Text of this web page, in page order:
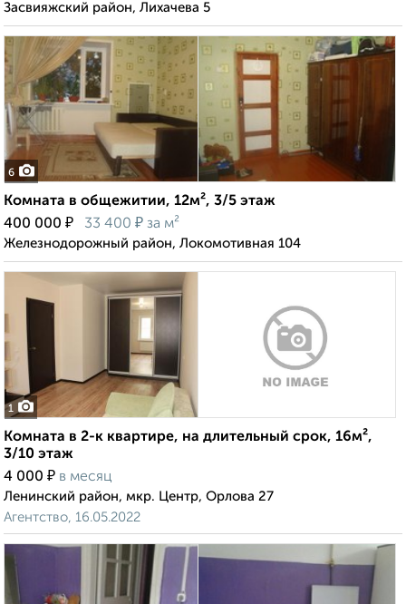
Засвияжский район, Лихачева 5
6
Комната в общежитии, 12м², 3/5 этаж
400 000 ₽ 33 400 ₽ за м²
Железнодорожный район, Локомотивная 104
1
Комната в 2-к квартире, на длительный срок, 16м²,
3/10 этаж
4 000 ₽ в месяц
Ленинский район, мкр. Центр, Орлова 27
Агентство, 16.05.2022